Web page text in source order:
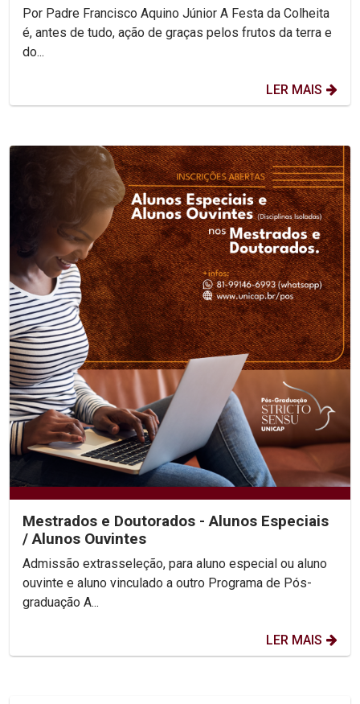
Por Padre Francisco Aquino Júnior A Festa da Colheita
é, antes de tudo, ação de graças pelos frutos da terra e
do...
LER MAIS
Mestrados e Doutorados - Alunos Especiais
/ Alunos Ouvintes
Admissão extrasseleção, para aluno especial ou aluno
ouvinte e aluno vinculado a outro Programa de Pós-
graduação A...
LER MAIS